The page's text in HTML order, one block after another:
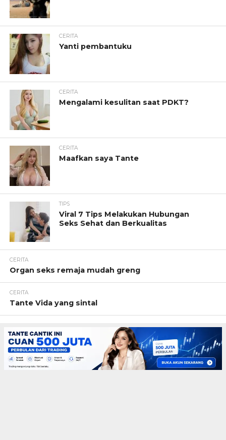
CERITA
Yanti pembantuku
CERITA
Mengalami kesulitan saat PDKT?
CERITA
Maafkan saya Tante
TIPS
Viral 7 Tips Melakukan Hubungan
Seks Sehat dan Berkualitas
CERITA
Organ seks remaja mudah greng
CERITA
Tante Vida yang sintal